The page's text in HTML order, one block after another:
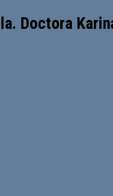
Doctora